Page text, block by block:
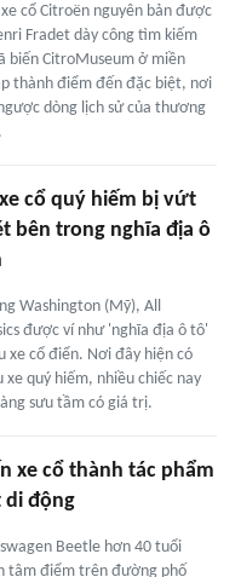
cổ Citroën nguyên bản được
Fradet dày công tìm kiếm
biến CitroMuseum ở miền
thành điểm đến đặc biệt, nơi
dòng lịch sử của thương
cổ quý hiếm bị vứt
bên trong nghĩa địa ô
Washington (Mỹ), All
được ví như 'nghĩa địa ô tô'
xe cổ điển. Nơi đây hiện có
xe quý hiếm, nhiều chiếc nay
sưu tầm có giá trị.
xe cổ thành tác phẩm
di động
Beetle hơn 40 tuổi
tâm điểm trên đường phố